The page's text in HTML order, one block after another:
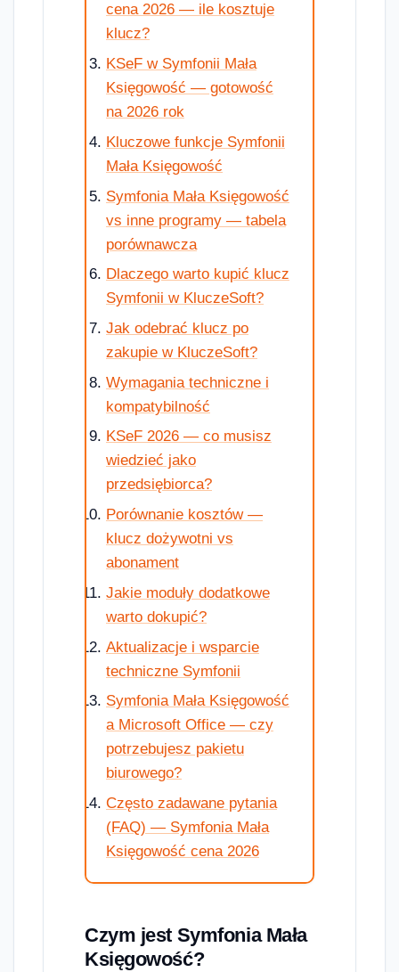
cena 2026 — ile kosztuje
klucz?
KSeF w Symfonii Mała
Księgowość — gotowość
na 2026 rok
Kluczowe funkcje Symfonii
Mała Księgowość
Symfonia Mała Księgowość
vs inne programy — tabela
porównawcza
Dlaczego warto kupić klucz
Symfonii w KluczeSoft?
Jak odebrać klucz po
zakupie w KluczeSoft?
Wymagania techniczne i
kompatybilność
KSeF 2026 — co musisz
wiedzieć jako
przedsiębiorca?
Porównanie kosztów —
klucz dożywotni vs
abonament
Jakie moduły dodatkowe
warto dokupić?
Aktualizacje i wsparcie
techniczne Symfonii
Symfonia Mała Księgowość
a Microsoft Office — czy
potrzebujesz pakietu
biurowego?
Często zadawane pytania
(FAQ) — Symfonia Mała
Księgowość cena 2026
Czym jest Symfonia Mała
Księgowość?